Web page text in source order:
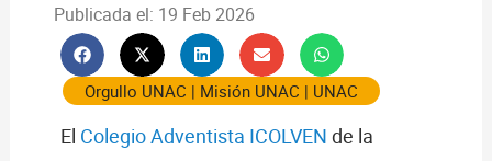
Publicada el: 19 Feb 2026
Orgullo UNAC | Misión UNAC | UNAC
El Colegio Adventista ICOLVEN de la